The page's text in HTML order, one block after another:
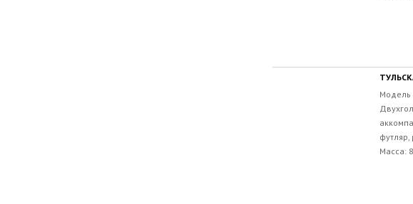
Модель
Масса: